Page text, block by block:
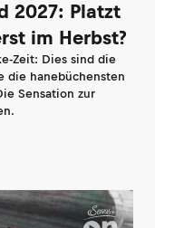
2027: Platzt
im Herbst?
Zeit: Dies sind die
die hanebüchensten
Sensation zur